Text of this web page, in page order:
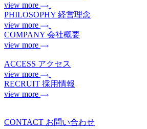
view more
PHILOSOPHY 経営理念
view more
COMPANY 会社概要
view more
ACCESS アクセス
view more
RECRUIT 採用情報
view more
CONTACT お問い合わせ